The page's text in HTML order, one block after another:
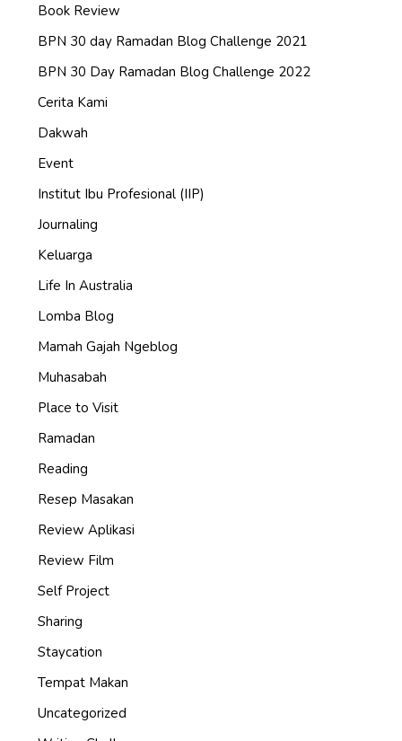
Book Review
BPN 30 day Ramadan Blog Challenge 2021
BPN 30 Day Ramadan Blog Challenge 2022
Cerita Kami
Dakwah
Event
Institut Ibu Profesional (IIP)
Journaling
Keluarga
Life In Australia
Lomba Blog
Mamah Gajah Ngeblog
Muhasabah
Place to Visit
Ramadan
Reading
Resep Masakan
Review Aplikasi
Review Film
Self Project
Sharing
Staycation
Tempat Makan
Uncategorized